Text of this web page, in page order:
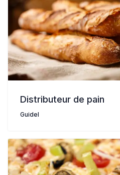
Distributeur de pain
Guidel